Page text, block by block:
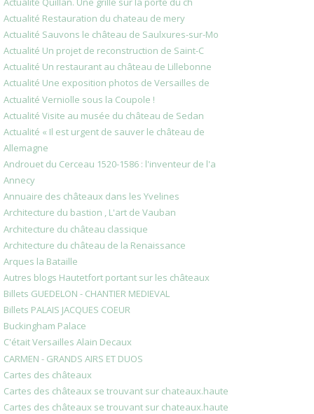
Actualité Restauration du chateau de mery
Actualité Sauvons le château de Saulxures-sur-Mo
Actualité Un projet de reconstruction de Saint-C
Actualité Un restaurant au château de Lillebonne
Actualité Une exposition photos de Versailles de
Actualité Verniolle sous la Coupole !
Actualité Visite au musée du château de Sedan
Actualité « Il est urgent de sauver le château de
Allemagne
Androuet du Cerceau 1520-1586 : l'inventeur de l'a
Annecy
Annuaire des châteaux dans les Yvelines
Architecture du bastion , L'art de Vauban
Architecture du château classique
Architecture du château de la Renaissance
Arques la Bataille
Autres blogs Hautetfort portant sur les châteaux
Billets GUEDELON - CHANTIER MEDIEVAL
Billets PALAIS JACQUES COEUR
Buckingham Palace
C'était Versailles Alain Decaux
CARMEN - GRANDS AIRS ET DUOS
Cartes des châteaux
Cartes des châteaux se trouvant sur chateaux.haute
Cartes des châteaux se trouvant sur chateaux.haute